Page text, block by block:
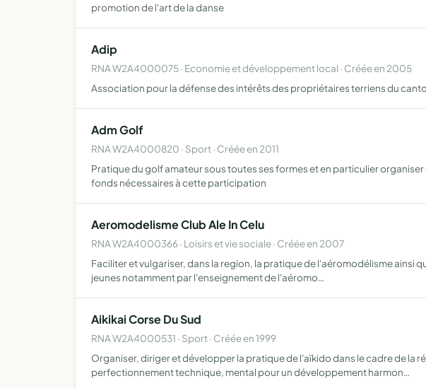
promotion de l'art de la danse
Adip
RNA W2A4000075 · Economie et développement local · Créée en 2005
Association pour la défense des intérêts des propriétaires terriens du
Adm Golf
RNA W2A4000820 · Sport · Créée en 2011
Pratique du golf amateur sous toutes ses formes et en particulier
fonds nécessaires à cette participation
Aeromodelisme Club Ale In Celu
RNA W2A4000366 · Loisirs et vie sociale · Créée en 2007
Faciliter et vulgariser, dans la region, la pratique de l'aéromodélisme
jeunes notamment par l'enseignement de l'aéromo…
Aikikai Corse Du Sud
RNA W2A4000531 · Sport · Créée en 1999
Organiser, diriger et développer la pratique de l'aïkido dans le cadre de la
perfectionnement technique, mental pour un développement harmon…